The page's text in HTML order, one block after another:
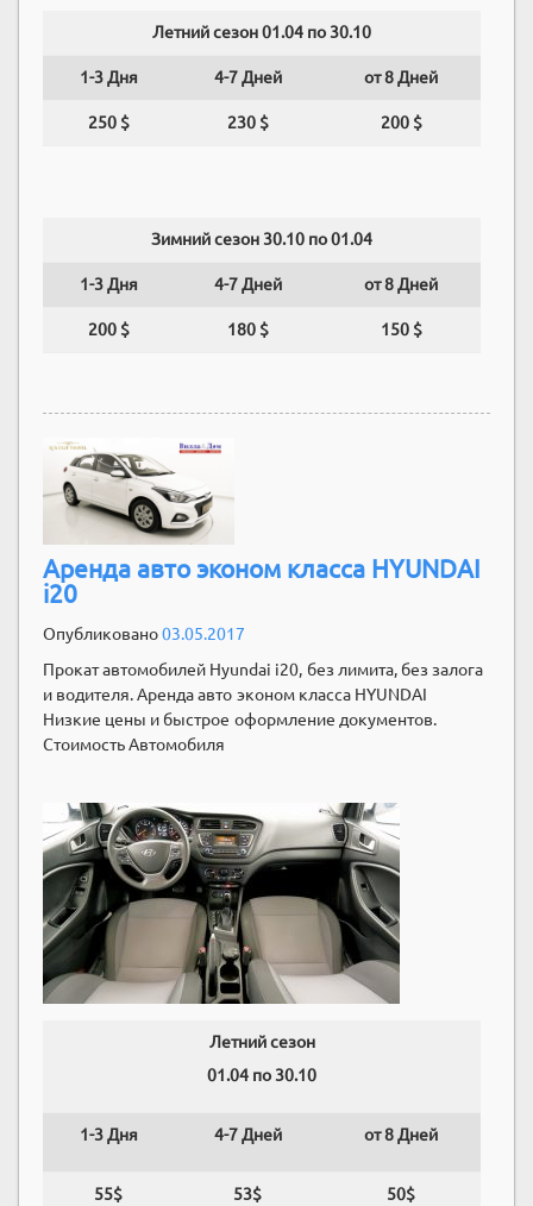
Летний сезон 01.04 по 30.10
1-3 Дня 4-7 Дней от 8 Дней
250 $ 230 $ 200 $
Зимний сезон 30.10 по 01.04
1-3 Дня 4-7 Дней от 8 Дней
200 $ 180 $ 150 $
Аренда авто эконом класса HYUNDAI
i20
Опубликовано03.05.2017
Прокат автомобилей Hyundai i20, без лимита, без залога
и водителя. Аренда авто эконом класса HYUNDAI
Низкие цены и быстрое оформление документов.
Стоимость Автомобиля
Летний сезон
01.04 по 30.10
1-3 Дня 4-7 Дней от 8 Дней
55$ 53$ 50$